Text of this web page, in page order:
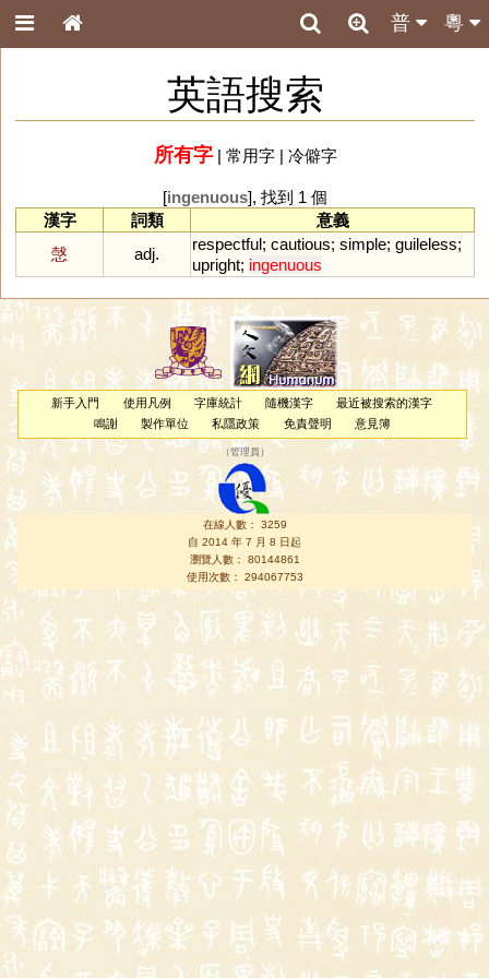
粵
普
英語搜索
所有字| 常用字| 冷僻字
[ingenuous], 找到 1 個
漢字
詞類
意義
愨
adj.
respectful; cautious; simple; guileless;
upright; ingenuous
新手入門 使用凡例 字庫統計 隨機漢字
最近被搜索的漢字
鳴謝
製作單位 私隱政策 免責聲明 意見簿
（管理員 ）
在線人數： 3259
自 2014 年 7 月 8 日起
瀏覽人數： 80144861
使用次數： 294067753